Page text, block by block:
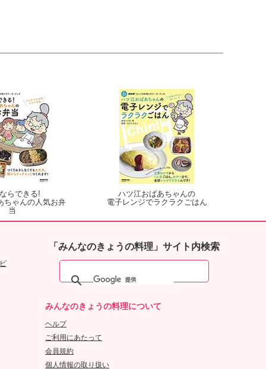
らできる!
ちゃんの人気お弁
当
ハツ江おばあちゃんの
電子レンジでラクラクごはん
「みんなのきょうの料理」サイト内検索
みんなのきょうの料理について
ヘルプ
ご利用にあたって
会員規約
個人情報の取り扱い